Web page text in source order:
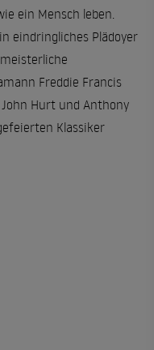
ein Mensch leben.
eindringliches Plädoyer
Freddie Francis
Hurt und Anthony
Klassiker